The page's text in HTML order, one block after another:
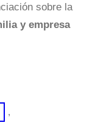
sobre la
y empresa
,